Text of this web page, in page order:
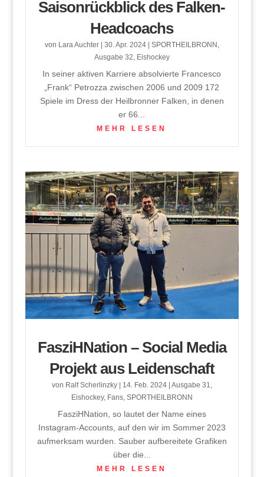
Saisonrückblick des Falken-
Headcoachs
von Lara Auchter| 30. Apr. 2024| SPORTHEILBRONN ,
Ausgabe 32, Eishockey
In seiner aktiven Karriere absolvierte Francesco
„Frank“ Petrozza zwischen 2006 und 2009 172
Spiele im Dress der Heilbronner Falken, in denen
er 66...
MEHR LESEN
FasziHNation – Social Media
Projekt aus Leidenschaft
von Ralf Scherlinzky| 14. Feb. 2024| Ausgabe 31,
Eishockey, Fans, SPORTHEILBRONN
FasziHNation, so lautet der Name eines
Instagram-Accounts, auf den wir im Sommer 2023
aufmerksam wurden. Sauber aufbereitete Grafiken
über die...
MEHR LESEN